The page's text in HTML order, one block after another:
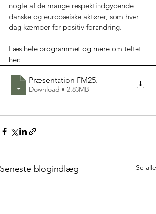
nogle af de mange respektindgydende
danske og europæiske aktører, som hver
dag kæmper for positiv forandring.
Læs hele programmet og mere om teltet
her:
Præsentation FM25.
Download • 2.83MB
Seneste blogindlæg Se alle